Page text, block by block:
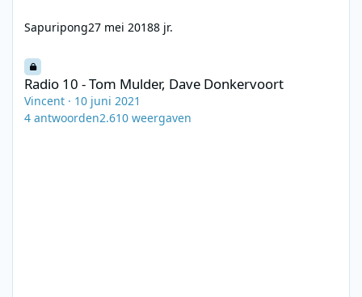
Sapuripong27 mei 20188 jr.
Radio 10 - Tom Mulder, Dave Donkervoort
Vincent · 10 juni 2021
4 antwoorden2.610 weergaven